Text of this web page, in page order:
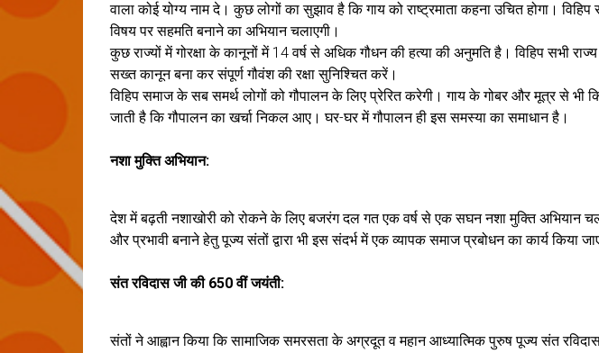
वाला कोई योग्य नाम दे। कुछ लोगों का सुझाव है कि गाय को राष्ट्रमाता कहना उचित होगा।
विषय पर सहमति बनाने का अभियान चलाएगी।
कुछ राज्यों में गोरक्षा के कानूनों में 14 वर्ष से अधिक गौधन की हत्या की अनुमति है। विहिप सभी
सख्त कानून बना कर संपूर्ण गौवंश की रक्षा सुनिश्चित करें।
विहिप समाज के सब समर्थ लोगों को गौपालन के लिए प्रेरित करेगी। गाय के गोबर और मूत्र से भी
जाती है कि गौपालन का खर्चा निकल आए। घर-घर में गौपालन ही इस समस्या का समाधान है।
नशा मुक्ति अभियान:
देश में बढ़ती नशाखोरी को रोकने के लिए बजरंग दल गत एक वर्ष से एक सघन नशा मुक्ति अभियान
और प्रभावी बनाने हेतु पूज्य संतों द्वारा भी इस संदर्भ में एक व्यापक समाज प्रबोधन का कार्य किया
संत रविदास जी की 650 वीं जयंती:
संतों ने आह्वान किया कि सामाजिक समरसता के अग्रदूत व महान आध्यात्मिक पुरुष पूज्य संत